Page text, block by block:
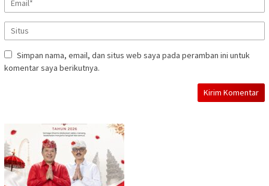
Simpan nama, email, dan situs web saya pada peramban ini untuk
komentar saya berikutnya.